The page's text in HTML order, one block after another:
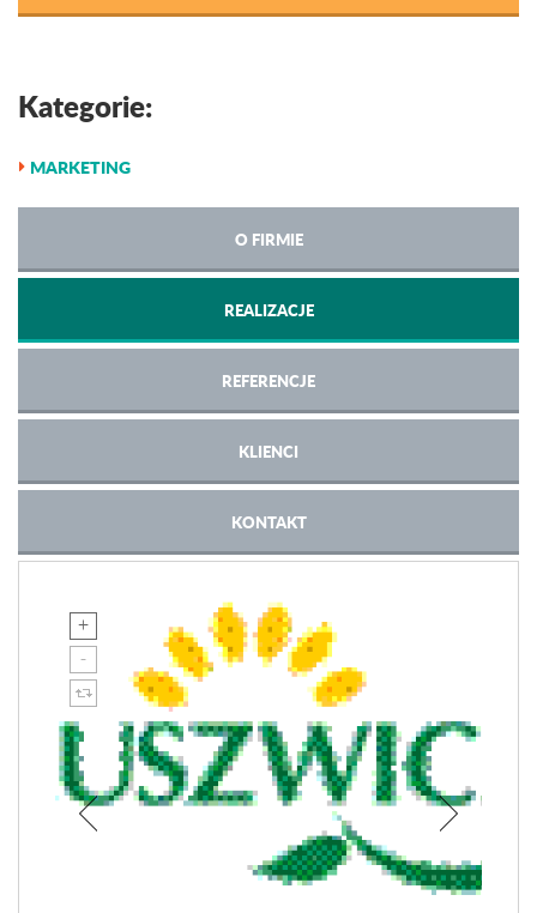
Kategorie:
MARKETING
O FIRMIE
REALIZACJE
REFERENCJE
KLIENCI
KONTAKT